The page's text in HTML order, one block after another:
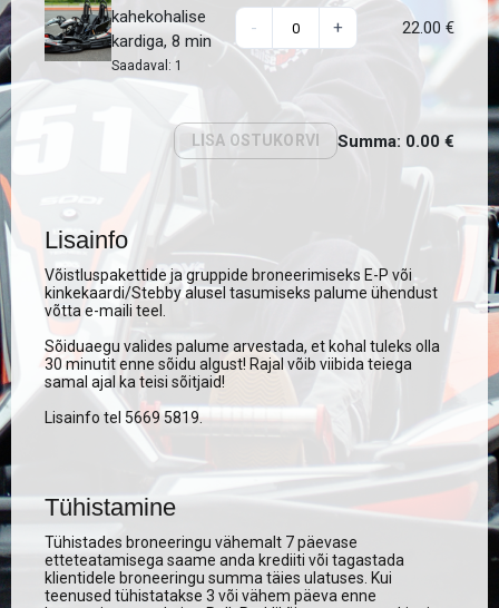
kahekohalise
kardiga, 8 min
Saadaval: 1
- + 22.00 €
LISA OSTUKORVI Summa: 0.00 €
Lisainfo
Võistluspakettide ja gruppide broneerimiseks E-P või
kinkekaardi/Stebby alusel tasumiseks palume ühendust
võtta e-maili teel.
Sõiduaegu valides palume arvestada, et kohal tuleks olla
30 minutit enne sõidu algust! Rajal võib viibida teiega
samal ajal ka teisi sõitjaid!
Lisainfo tel 5669 5819.
Tühistamine
Tühistades broneeringu vähemalt 7 päevase
etteteatamisega saame anda krediiti või tagastada
klientidele broneeringu summa täies ulatuses. Kui
teenused tühistatakse 3 või vähem päeva enne